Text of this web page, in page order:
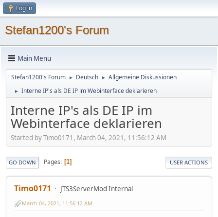
Log in
Stefan1200's Forum
Main Menu
Stefan1200's Forum ► Deutsch ► Allgemeine Diskussionen
► Interne IP's als DE IP im Webinterface deklarieren
Interne IP's als DE IP im
Webinterface deklarieren
Started by Timo0171, March 04, 2021, 11:56:12 AM
GO DOWN Pages 1 USER ACTIONS
Timo0171 JTS3ServerMod Internal
March 04, 2021, 11:56:12 AM